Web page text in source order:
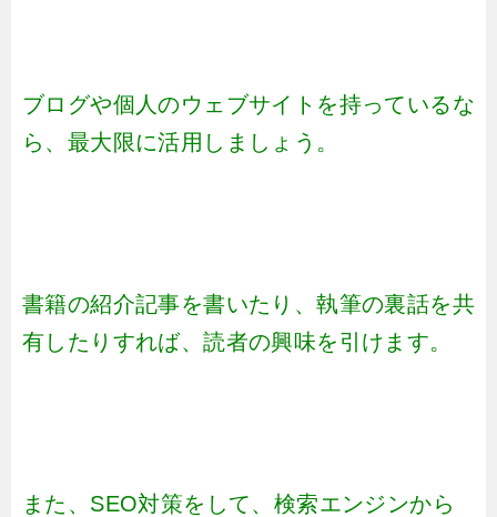
ブログや個人のウェブサイトを持っているな
ら、最大限に活用しましょう。
書籍の紹介記事を書いたり、執筆の裏話を共
有したりすれば、読者の興味を引けます。
また、SEO対策をして、検索エンジンから